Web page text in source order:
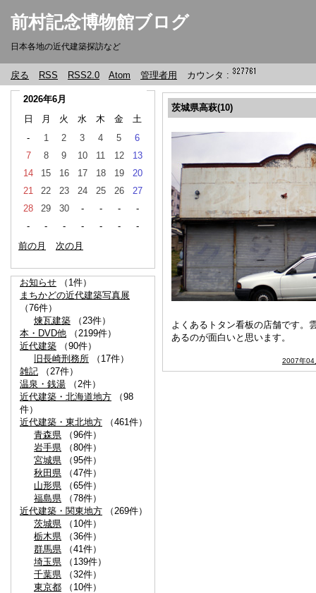
前村記念博物館ブログ
日本各地の近代建築探訪など
戻る RSS RSS2.0 Atom 管理者用 カウンタ :
2026年6月
日
月 火 水 木 金
土
-
1 2 3 4 5
6
7
8 9 10 11 12
13
14
15 16 17 18 19
20
21
22 23 24 25 26
27
28
29 30 - - -
-
-
- - - - -
-
前の月
次の月
お知らせ （1件）
まちかどの近代建築写真展
（76件）
煉瓦建築 （23件）
本・DVD他 （2199件）
近代建築 （90件）
旧長崎刑務所 （17件）
雑記 （27件）
温泉・銭湯 （2件）
近代建築・北海道地方 （98
件）
近代建築・東北地方 （461件）
青森県 （96件）
岩手県 （80件）
宮城県 （95件）
秋田県 （47件）
山形県 （65件）
福島県 （78件）
近代建築・関東地方 （269件）
茨城県 （10件）
栃木県 （36件）
群馬県 （41件）
埼玉県 （139件）
千葉県 （32件）
東京都 （10件）
茨城県高萩(10)
よくあるトタン看板の店舗です。
あるのが面白いと思います。
2007年04